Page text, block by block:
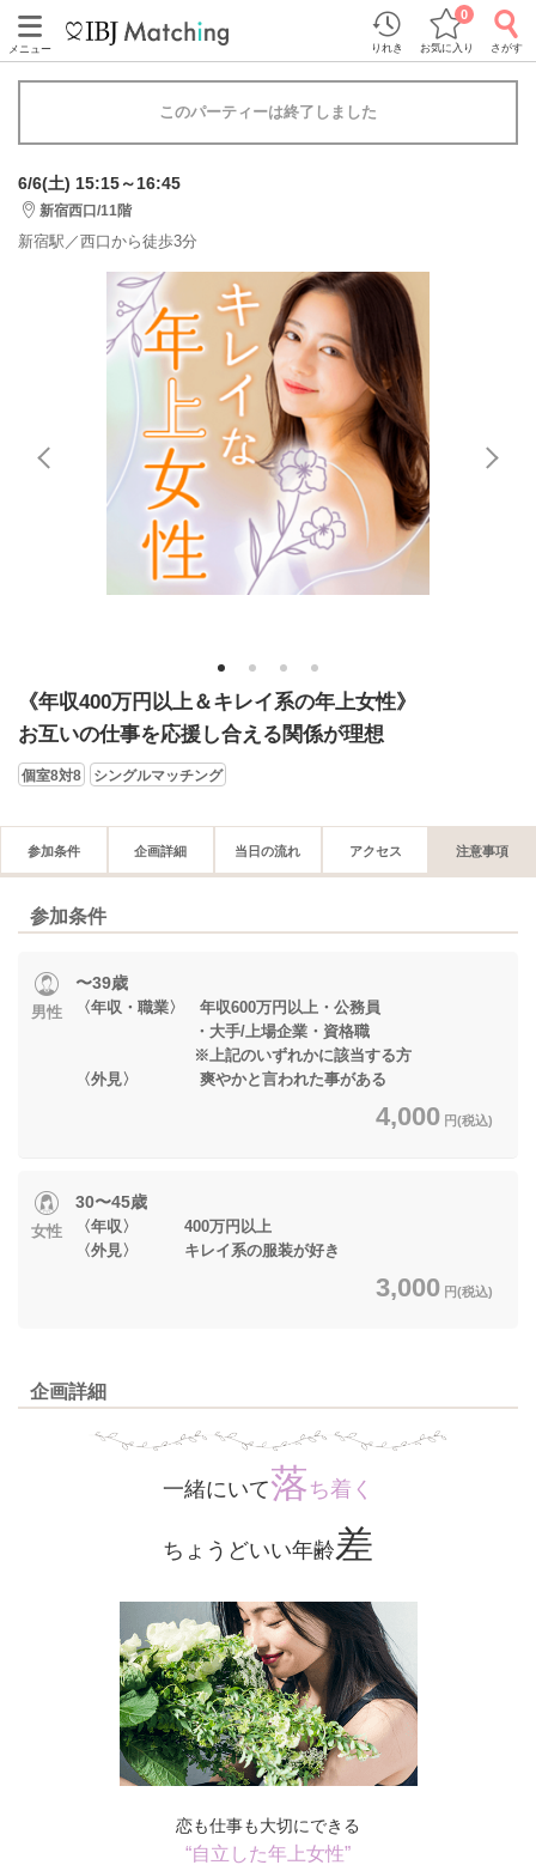
メニュー りれき お気に入り
0
さがす
このパーティーは終了しました
6/6(土) 15:15～16:45
新宿西口/11階
新宿駅／西口から徒歩3分
1 2 3 4
《年収400万円以上＆キレイ系の年上女性》
お互いの仕事を応援し合える関係が理想
個室8対8 シングルマッチング
参加条件 企画詳細 当日の流れ アクセス 注意事項
参加条件
男性
〜39歳
〈年収・職業〉 年収600万円以上・公務員
・大手/上場企業・資格職
※上記のいずれかに該当する方
〈外見〉 爽やかと言われた事がある
4,000 円(税込)
女性
30〜45歳
〈年収〉 400万円以上
〈外見〉 キレイ系の服装が好き
3,000 円(税込)
企画詳細
一緒にいて落 ち着く
ちょうどいい年齢差
恋も仕事も大切にできる
“自立した年上女性”